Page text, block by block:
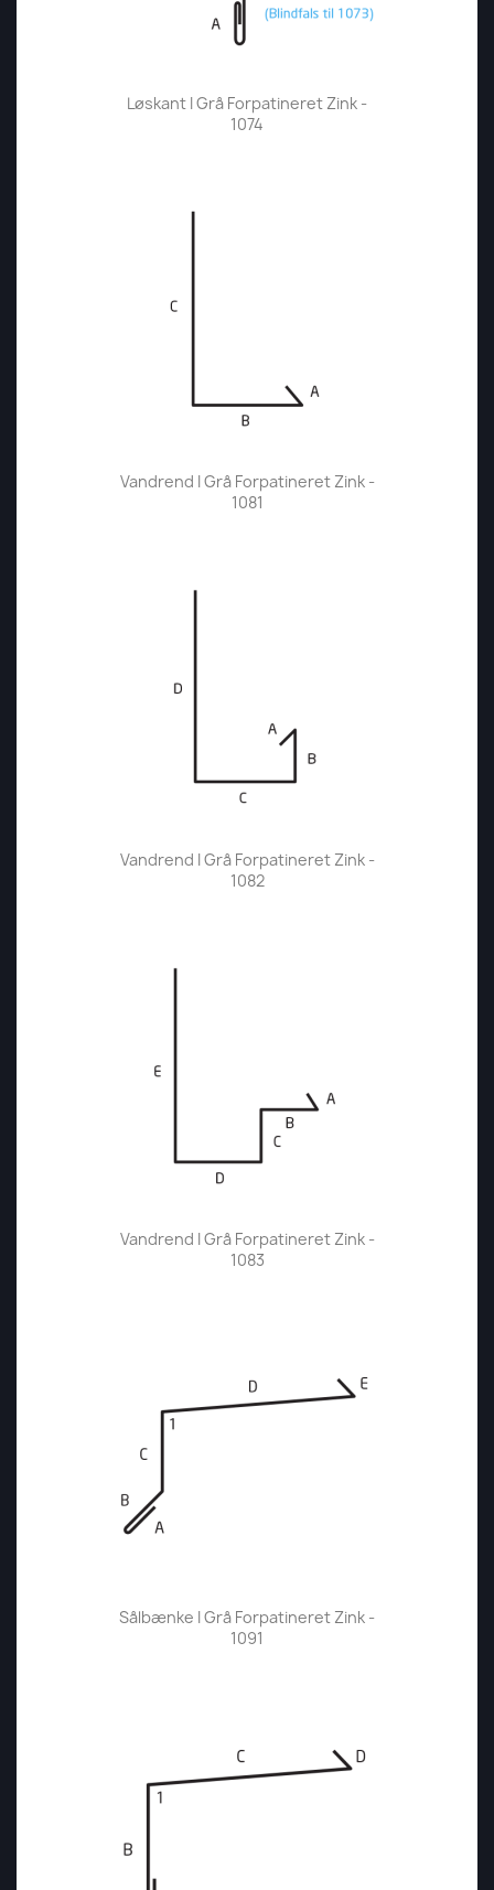
Løskant I Grå Forpatineret Zink -
1074
Vandrend I Grå Forpatineret Zink -
1081
Vandrend I Grå Forpatineret Zink -
1082
Vandrend I Grå Forpatineret Zink -
1083
Sålbænke I Grå Forpatineret Zink -
1091